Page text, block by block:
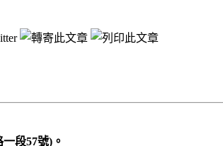
段57號)。